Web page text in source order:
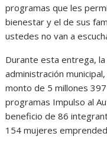
programas que les
bienestar y el de sus
ustedes no van a
Durante esta entrega,
administración
monto de 5 millones
programas Impulso al
beneficio de 86
154 mujeres